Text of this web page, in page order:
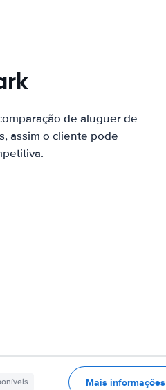
de aluguer de
assim o cliente pode
Mais informações